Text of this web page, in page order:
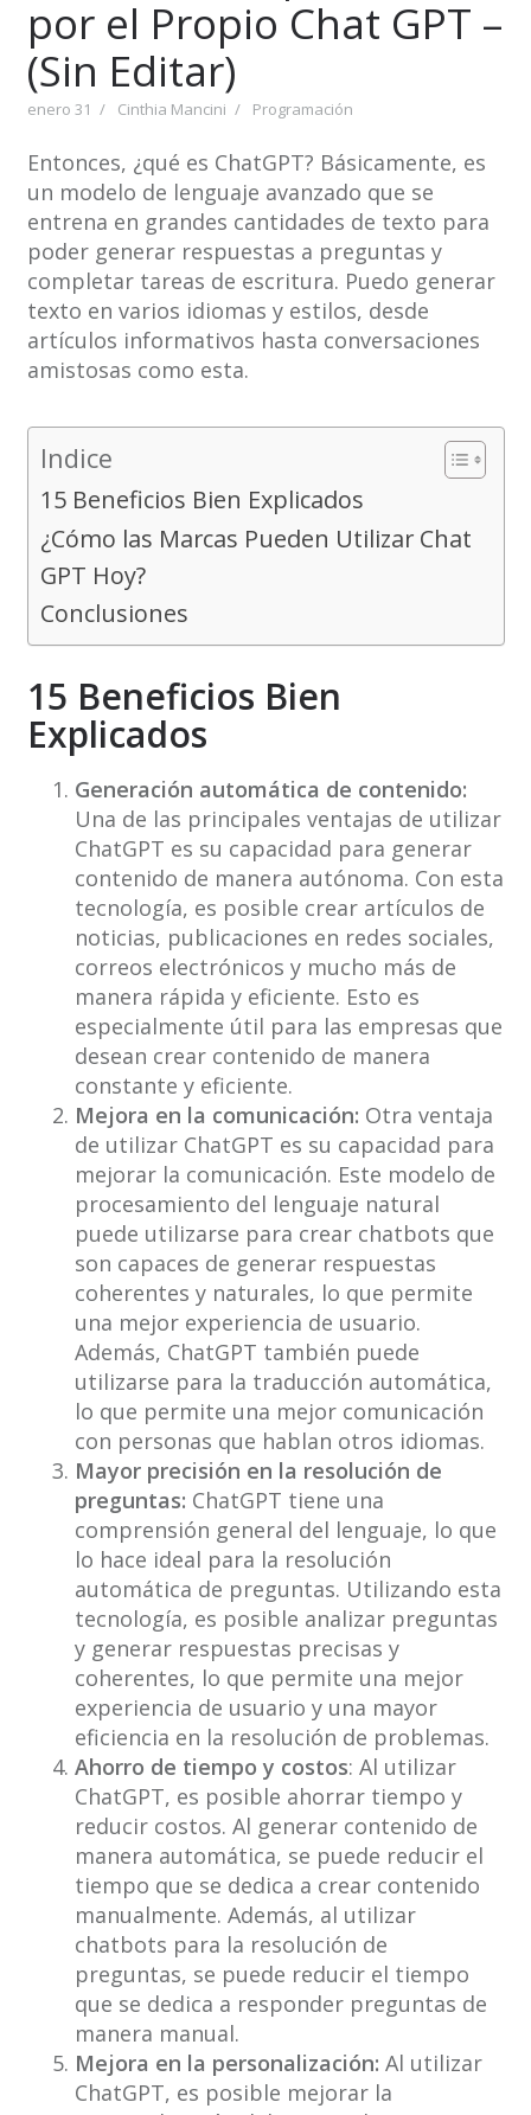
por el Propio Chat GPT –
(Sin Editar)
enero 31 Cinthia Mancini Programación
Entonces, ¿qué es ChatGPT? Básicamente, es
un modelo de lenguaje avanzado que se
entrena en grandes cantidades de texto para
poder generar respuestas a preguntas y
completar tareas de escritura. Puedo generar
texto en varios idiomas y estilos, desde
artículos informativos hasta conversaciones
amistosas como esta.
Indice
15 Beneficios Bien Explicados
¿Cómo las Marcas Pueden Utilizar Chat
GPT Hoy?
Conclusiones
15 Beneficios Bien
Explicados
Generación automática de contenido:
Una de las principales ventajas de utilizar
ChatGPT es su capacidad para generar
contenido de manera autónoma. Con esta
tecnología, es posible crear artículos de
noticias, publicaciones en redes sociales,
correos electrónicos y mucho más de
manera rápida y eficiente. Esto es
especialmente útil para las empresas que
desean crear contenido de manera
constante y eficiente.
Mejora en la comunicación: Otra ventaja
de utilizar ChatGPT es su capacidad para
mejorar la comunicación. Este modelo de
procesamiento del lenguaje natural
puede utilizarse para crear chatbots que
son capaces de generar respuestas
coherentes y naturales, lo que permite
una mejor experiencia de usuario.
Además, ChatGPT también puede
utilizarse para la traducción automática,
lo que permite una mejor comunicación
con personas que hablan otros idiomas.
Mayor precisión en la resolución de
preguntas: ChatGPT tiene una
comprensión general del lenguaje, lo que
lo hace ideal para la resolución
automática de preguntas. Utilizando esta
tecnología, es posible analizar preguntas
y generar respuestas precisas y
coherentes, lo que permite una mejor
experiencia de usuario y una mayor
eficiencia en la resolución de problemas.
Ahorro de tiempo y costos: Al utilizar
ChatGPT, es posible ahorrar tiempo y
reducir costos. Al generar contenido de
manera automática, se puede reducir el
tiempo que se dedica a crear contenido
manualmente. Además, al utilizar
chatbots para la resolución de
preguntas, se puede reducir el tiempo
que se dedica a responder preguntas de
manera manual.
Mejora en la personalización: Al utilizar
ChatGPT, es posible mejorar la